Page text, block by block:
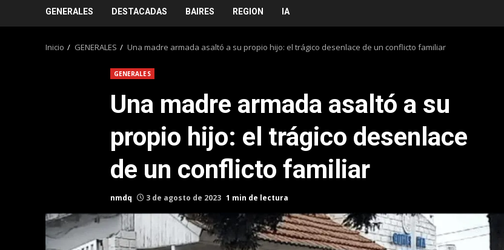
GENERALES DESTACADAS BAIRES REGION IA
Inicio GENERALES Una madre armada asaltó a su propio hijo: el trágico desenlace de un conflicto familiar
GENERALES
Una madre armada asaltó a su
propio hijo: el trágico desenlace
de un conflicto familiar
nmdq 3 de agosto de 2023 1 min de lectura